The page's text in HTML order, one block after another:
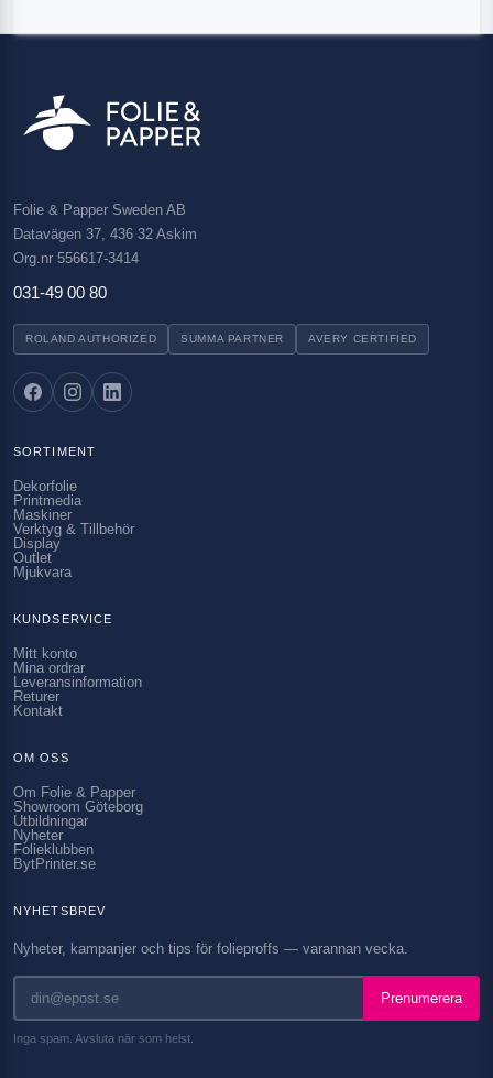
Folie & Papper Sweden AB
Datavägen 37, 436 32 Askim
Org.nr 556617-3414
031-49 00 80
ROLAND AUTHORIZED SUMMA PARTNER AVERY CERTIFIED
SORTIMENT
Dekorfolie
Printmedia
Maskiner
Verktyg & Tillbehör
Display
Outlet
Mjukvara
KUNDSERVICE
Mitt konto
Mina ordrar
Leveransinformation
Returer
Kontakt
OM OSS
Om Folie & Papper
Showroom Göteborg
Utbildningar
Nyheter
Folieklubben
BytPrinter.se
NYHETSBREV
Nyheter, kampanjer och tips för folieproffs — varannan vecka.
Prenumerera
Inga spam. Avsluta när som helst.